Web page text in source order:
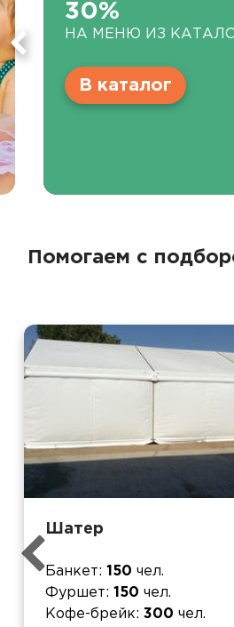
30%
НА МЕНЮ ИЗ
В каталог
Помогаем с
Шатер
Банкет 150 чел.
Фуршет
150 чел.
Кофе-брейк
300 чел.